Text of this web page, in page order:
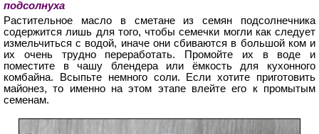
подсолнуха
Растительное масло в сметане из семян подсолнечника
содержится лишь для того, чтобы семечки могли как следует
измельчиться с водой, иначе они сбиваются в большой ком и
их очень трудно переработать. Промойте их в воде и
поместите в чашу блендера или ёмкость для кухонного
комбайна. Всыпьте немного соли. Если хотите приготовить
майонез, то именно на этом этапе влейте его к промытым
семенам.